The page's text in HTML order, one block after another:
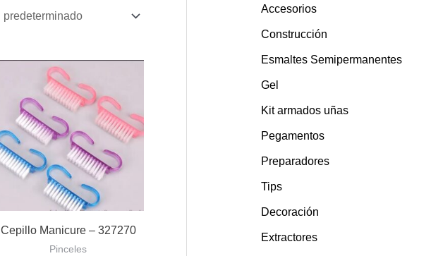
Cepillo Manicure – 327270
Pinceles
Accesorios
Construcción
Esmaltes Semipermanentes
Gel
Kit armados uñas
Pegamentos
Preparadores
Tips
Decoración
Extractores